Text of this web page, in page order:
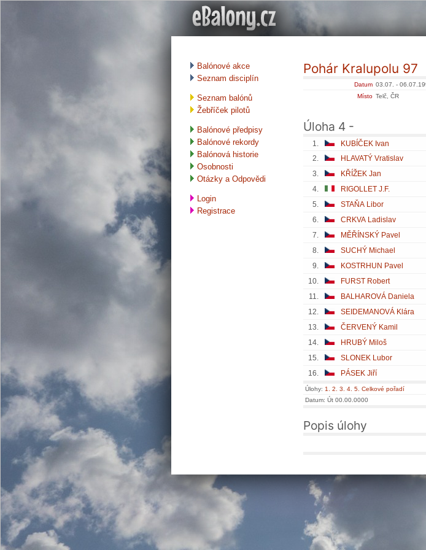
Balónové akce
Seznam disciplín
Seznam balónů
Žebříček pilotů
Balónové předpisy
Balónové rekordy
Balónová historie
Osobnosti
Otázky a Odpovědi
Login
Registrace
Pohár Kralupolu 97
Datum 03.07. -
Místo Telč, ČR
Úloha 4 -
1. KUBÍČEK Ivan
2.
HLAVATÝ Vratislav
3.
KŘÍŽEK Jan
4.
RIGOLLET J.F.
5.
STAŇA Libor
6.
CRKVA Ladislav
7.
MĚŘÍNSKÝ Pavel
8.
SUCHÝ Michael
9.
KOSTRHUN Pavel
10.
FURST Robert
11.
BALHAROVÁ Daniela
12.
SEIDEMANOVÁ Klára
13.
ČERVENÝ Kamil
14.
HRUBÝ Miloš
15.
SLONEK Lubor
16.
PÁSEK Jiří
Úlohy: 1. 2. 3. 4. 5. Celkové pořadí
Datum: Út 00.00.0000
Popis úlohy